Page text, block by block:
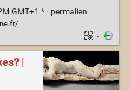
GMT+1 * · permalien
·
|